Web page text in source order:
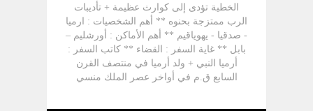
رفعها مردخاي، الذي صرخ صرخة عظيمة مرة
(أستير 1:4-3)، كانت دائما مصحوبة بالصوم
كوسيلة للاقتراب أكثر من الرب والابتعاد أكثر
عن شهوات العالم (قارن متى 21:17؛ مرقس
29:9). تبين لنا أسفار عزرا و نحميا وأستير أنه
لا توجد أوضاع مستعصية وأن الله يستطيع أن
الخطية تؤدى إلى كوارث عظيمة + تأديبات
الرب ممتزجة بحنوه ** أهم الشخصيات : ارميا
- صدقيا - يهوياقيم ** أهم الأماكن : أورشليم –
بابل ** غاية السفر : القضاء ** كاتب السفر :
أرميا النبي + ولد أرميا في منتصف القرن
السابع ق.م في أواخر عصر الملك منسي